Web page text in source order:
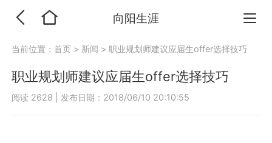
向阳生涯
当前位置：首页 > 新闻 >职业规划师建议应届生offer选择技巧
职业规划师建议应届生offer选择技巧
阅读 2628 发布日期：2018/06/10 20:10:55